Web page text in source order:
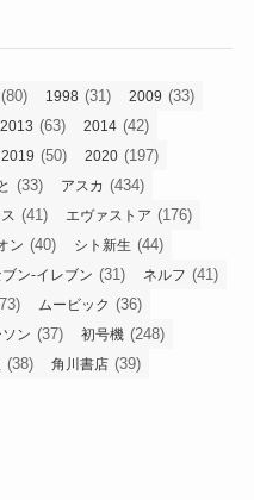
(80) 1998 (31) 2009 (33)
2013 (63) 2014 (42)
2019 (50) 2020 (197)
(33) アスカ (434)
(41) エヴァストア (176)
ン (40) シト新生 (44)
ブン-イレブン (31) ネルフ (41)
ムービック (36)
ソン (37) 初号機 (248)
(38) 角川書店 (39)